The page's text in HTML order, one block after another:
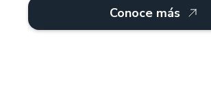
Conoce más